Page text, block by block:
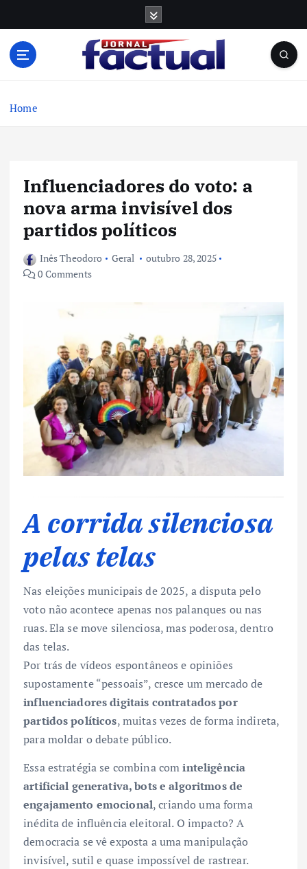
Home
Influenciadores do voto: a
nova arma invisível dos
partidos políticos
Inês Theodoro Geral
outubro 28, 2025
0 Comments
A corrida silenciosa
pelas telas
Nas eleições municipais de 2025, a disputa pelo
voto não acontece apenas nos palanques ou nas
ruas. Ela se move silenciosa, mas poderosa, dentro
das telas.
Por trás de vídeos espontâneos e opiniões
supostamente “pessoais”, cresce um mercado de
influenciadores digitais contratados por
partidos políticos, muitas vezes de forma indireta,
para moldar o debate público.
Essa estratégia se combina cominteligência
artificial generativa, bots e algoritmos de
engajamento emocional, criando uma forma
inédita de influência eleitoral. O impacto? A
democracia se vê exposta a uma manipulação
invisível, sutil e quase impossível de rastrear.